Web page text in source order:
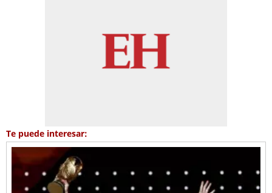
Te puede interesar: